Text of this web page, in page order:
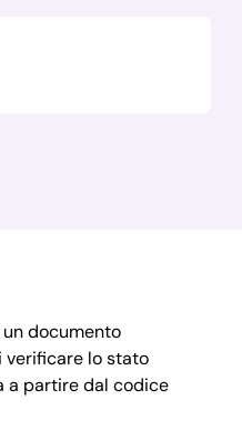
documento
verificare lo stato
a partire dal codice